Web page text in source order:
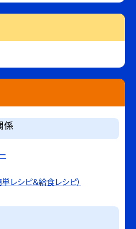
係
レシピ＆給食レシピ）